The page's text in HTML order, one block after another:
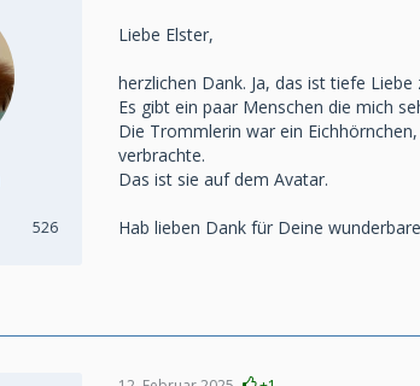
526
Liebe Elster,
herzlichen Dank. Ja, das ist tiefe
Es gibt ein paar Menschen die mich
Die Trommlerin war ein
verbrachte.
Das ist sie auf dem Avatar.
Hab lieben Dank für Deine